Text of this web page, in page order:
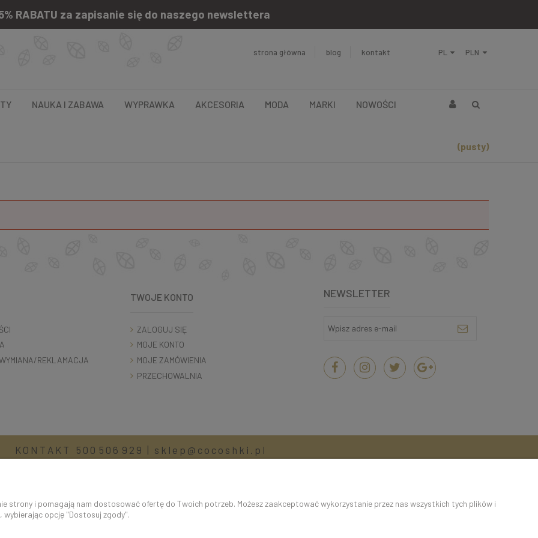
RABATU za zapisanie się do naszego newslettera
strona główna blog kontakt
NAUKA I ZABAWA WYPRAWKA AKCESORIA MODA MARKI NOWOŚCI
(pusty)
REKLAMACJA
TWOJE KONTO
ZALOGUJ SIĘ
MOJE KONTO
MOJE ZAMÓWIENIA
PRZECHOWALNIA
NEWSLETTER
K O N T A K T 5 0 0 5 0 6 9 2 9 | s k l e p @ c o c o s h k i . p l
strony i pomagają nam dostosować ofertę do Twoich potrzeb. Możesz zaakceptować wykorzystanie przez nas wszystkich tych plików i
opcję "Dostosuj zgody".